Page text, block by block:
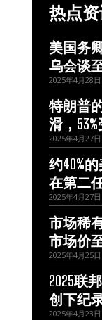
热点
美国务
乌会谈
2025年4月28日
特朗普
滑，
2025年4月27日
约40%
在第二
2025年4月27日
市场稀
市场价
2025年4月25日
2025联
创下纪
2025年4月23日